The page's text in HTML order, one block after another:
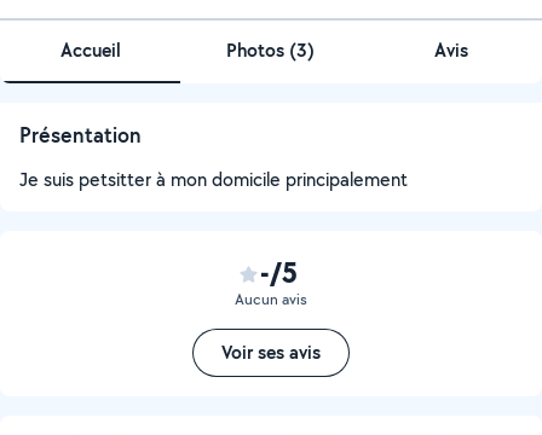
Accueil Photos (3) Avis
Présentation
Je suis petsitter à mon domicile principalement
-/5
Aucun avis
Voir ses avis